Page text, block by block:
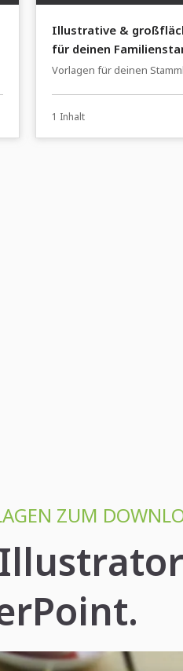
Illustrative &
für deinen
historisch anmutende
Vorlagen für deinen
1 Inhalt
ZUM